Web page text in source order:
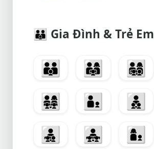
👪 Gia Đình & Trẻ Em
👪 👨‍👩‍👧 👨‍👩‍👧‍👦
👨‍👩‍👧‍👧
👨‍👦 👨‍👦‍👦
👨‍👧‍👦
👨‍👧‍👧 👩‍👦